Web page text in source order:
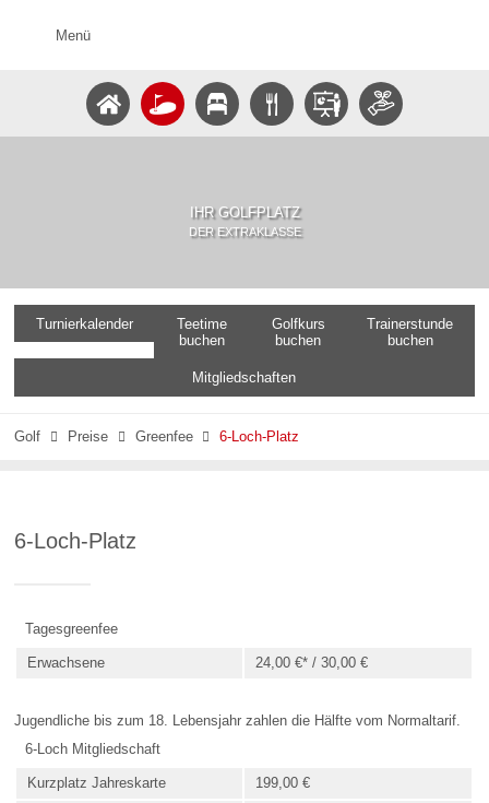
Menü
IHR GOLFPLATZ
DER EXTRAKLASSE
Turnierkalender
Teetime
buchen
Golfkurs
buchen
Trainerstunde
buchen
Mitgliedschaften
Golf  Preise  Greenfee  6-Loch-Platz
6-Loch-Platz
Tagesgreenfee
Erwachsene 24,00 €* / 30,00 €
Jugendliche bis zum 18. Lebensjahr zahlen die Hälfte vom Normaltarif.
6-Loch Mitgliedschaft
Kurzplatz Jahreskarte
199,00 €